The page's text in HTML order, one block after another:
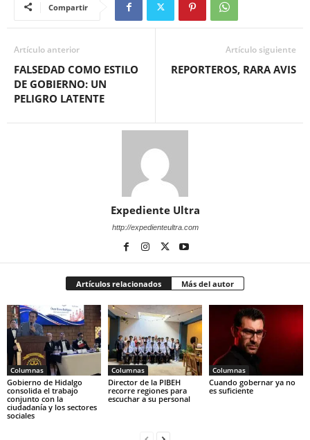
Compartir
Artículo anterior
FALSEDAD COMO ESTILO
DE GOBIERNO: UN
PELIGRO LATENTE
Artículo siguiente
REPORTEROS, RARA AVIS
Expediente Ultra
http://expedienteultra.com
Artículos relacionados Más del autor
Columnas
Gobierno de Hidalgo
consolida el trabajo
conjunto con la
ciudadanía y los sectores
sociales
Columnas
Director de la PIBEH
recorre regiones para
escuchar a su personal
Columnas
Cuando gobernar ya no
es suficiente